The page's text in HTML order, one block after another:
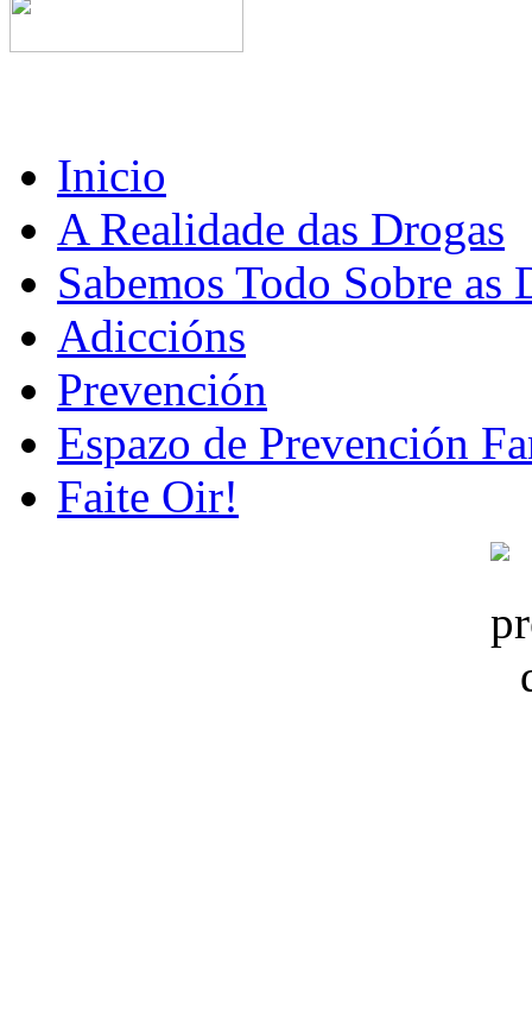
Inicio
A Realidade das Drogas
Sabemos Todo Sobre as
Adiccións
Prevención
Espazo de Prevención
Faite Oir!